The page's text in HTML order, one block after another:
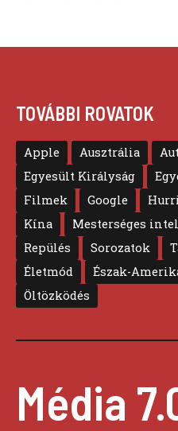
TOVÁBBI ROVATOK
Apple Ausztrália
Egyesült Királyság
Filmek
Google
Kína
Mesterséges
Repülés
Sorozatok
Életmód
Észak-
Öltözködés
Média